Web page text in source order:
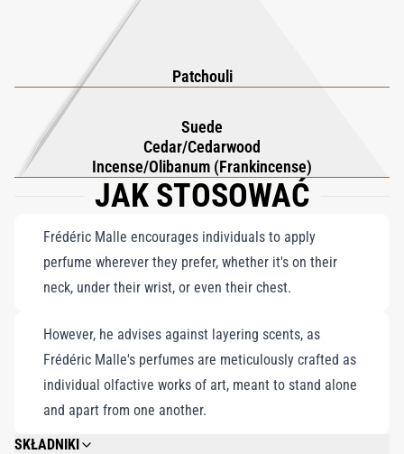
zmysłową, wielowymiarową głębię, podczas gdy subtelny akcent
wanilii dodaje intymnego, uwodzicielskiego wykończenia.
Monsieur. Eau de Parfum to nie tylko zapach, lecz artystyczny
wyraz uwodzenia, oddający esencję charyzmatycznego
eleganta, który przyciąga uwagę z niewymuszoną pewnością
siebie.
Patchouli
Suede
Cedar/Cedarwood
Incense/Olibanum (Frankincense)
JAK STOSOWAĆ
Frédéric Malle encourages individuals to apply
perfume wherever they prefer, whether it's on their
neck, under their wrist, or even their chest.
However, he advises against layering scents, as
Frédéric Malle's perfumes are meticulously crafted as
individual olfactive works of art, meant to stand alone
and apart from one another.
SKŁADNIKI